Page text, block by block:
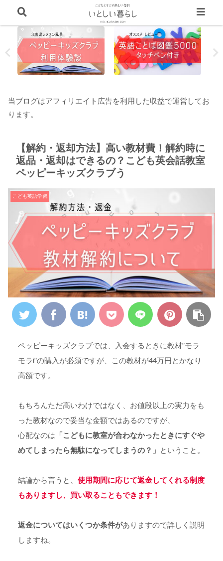
当ブログはアフィリエイト広告を利用した収益で運営してお
ります。
【解約・返却方法】高い教材費！解約時に
返品・返却はできるの？こども英会話教室
ペッピーキッズクラブう
こども英語学習
ペッピーキッズクラブでは、入会するときに教材”モラ
モラi”の購入が必須ですが、この教材が44万円とかなり
高額です。
もちろんただ高いわけではなく、お値段以上の実力をも
った教材なので妥当な金額ではあるのですが、
心配なのは 「こどもに教室が合わなかったときにすぐや
めてしまったら無駄になってしまうの？」 ということ。
結論から言うと、 使用期間に応じて返金してくれる制度
もありますし、買い取ることもできます！
返金についてはいくつか条件がありますので詳しく説明
しますね。